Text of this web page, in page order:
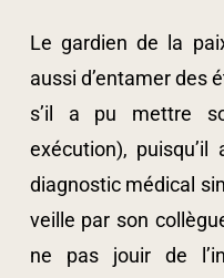
Le gardien de la
aussi d’entamer des
s’il a pu mettre
exécution),
diagnostic médical
veille par son
ne pas jouir de